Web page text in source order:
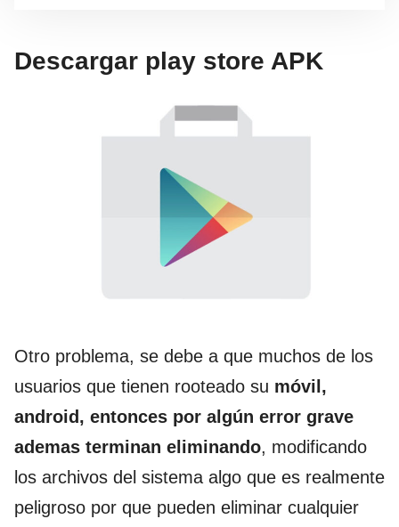
Descargar play store APK
Otro problema, se debe a que muchos de los
usuarios que tienen rooteado su móvil,
android, entonces por algún error grave
ademas terminan eliminando, modificando
los archivos del sistema algo que es realmente
peligroso por que pueden eliminar cualquier